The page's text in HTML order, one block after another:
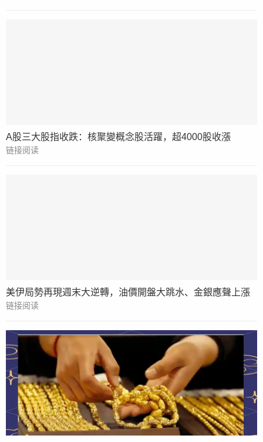
A股三大股指收跌：核聚變概念股活躍，超4000股收漲
链接阅读
美伊局勢再現週末大逆轉，油價開盤大跳水、金銀應聲上漲
链接阅读